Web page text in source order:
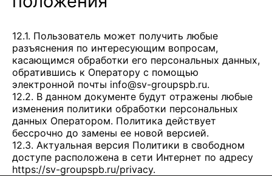
12.1. Пользователь может получить любые
разъяснения по интересующим вопросам,
касающимся обработки его персональных данных,
обратившись к Оператору с помощью
электронной почты info@sv-groupspb.ru.
12.2. В данном документе будут отражены любые
изменения политики обработки персональных
данных Оператором. Политика действует
бессрочно до замены ее новой версией.
12.3. Актуальная версия Политики в свободном
доступе расположена в сети Интернет по адресу
https://sv-groupspb.ru/privacy.